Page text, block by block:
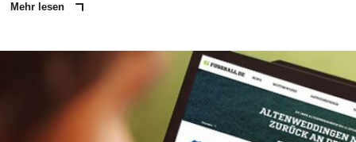
Mehr lesen